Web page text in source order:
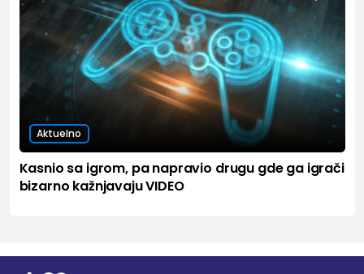
Aktuelno
Kasnio sa igrom, pa napravio drugu gde ga igrači
bizarno kažnjavaju VIDEO